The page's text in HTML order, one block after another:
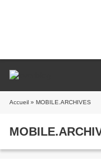
Accueil » MOBILE.ARCHIVES